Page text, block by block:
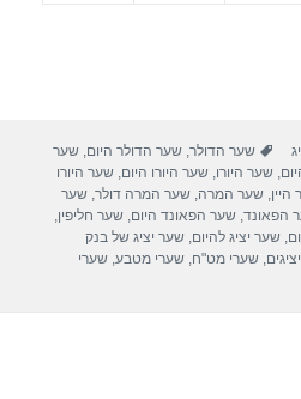
תגיות
שער הדולר,שער הדולר היום,שער
,שער היורו,שער היורו היום,שער היורו
היין,שער המרה,שער המרה דולר,שער
הפאונד,שער הפאונד היום,שער חליפין,
,שער יציג להיום,שער יציג של בנק
,שערי מט"ח,שערי מטבע,שערי